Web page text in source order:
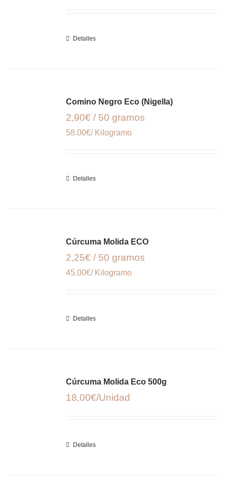
Detalles
Comino Negro Eco (Nigella)
2,90€ / 50 gramos
58.00€/ Kilogramo
Detalles
Cúrcuma Molida ECO
2,25€ / 50 gramos
45.00€/ Kilogramo
Detalles
Cúrcuma Molida Eco 500g
18,00€
Detalles